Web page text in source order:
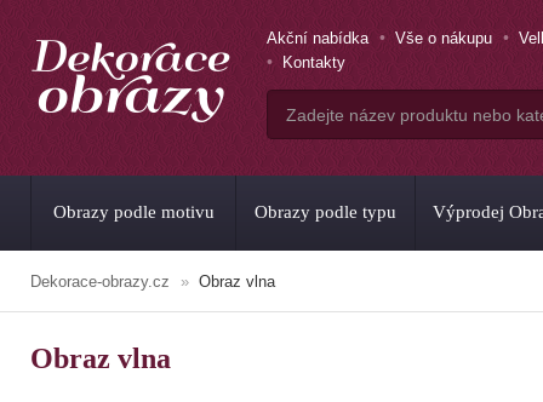
Akční nabídka Vše o nákupu
Kontakty
Obrazy podle motivu Obrazy podle typu Výprodej
Dekorace-obrazy.cz Obraz vlna
Obraz vlna